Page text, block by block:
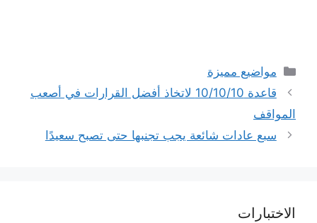
التصنيفات
مواضيع مميزة
قاعدة 10/10/10 لاتخاذ أفضل القرارات في أصعب
المواقف
سبع عادات شائعة يجب تجنبها حتى تصبح سعيدًا
الاختبارات